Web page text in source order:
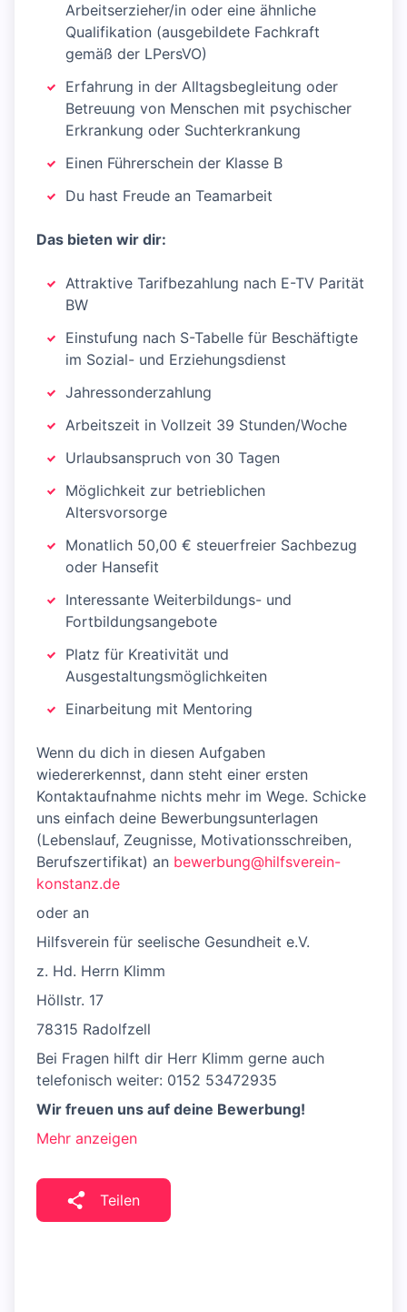
Arbeitserzieher/in oder eine ähnliche
Qualifikation (ausgebildete Fachkraft
gemäß der LPersVO)
Erfahrung in der Alltagsbegleitung oder
Betreuung von Menschen mit psychischer
Erkrankung oder Suchterkrankung
Einen Führerschein der Klasse B
Du hast Freude an Teamarbeit
Das bieten wir dir:
Attraktive Tarifbezahlung nach E-TV Parität
BW
Einstufung nach S-Tabelle für Beschäftigte
im Sozial- und Erziehungsdienst
Jahressonderzahlung
Arbeitszeit in Vollzeit 39 Stunden/Woche
Urlaubsanspruch von 30 Tagen
Möglichkeit zur betrieblichen
Altersvorsorge
Monatlich 50,00 € steuerfreier Sachbezug
oder Hansefit
Interessante Weiterbildungs- und
Fortbildungsangebote
Platz für Kreativität und
Ausgestaltungsmöglichkeiten
Einarbeitung mit Mentoring
Wenn du dich in diesen Aufgaben
wiedererkennst, dann steht einer ersten
Kontaktaufnahme nichts mehr im Wege. Schicke
uns einfach deine Bewerbungsunterlagen
(Lebenslauf, Zeugnisse, Motivationsschreiben,
Berufszertifikat) an bewerbung@hilfsverein-
konstanz.de
oder an
Hilfsverein für seelische Gesundheit e.V.
z. Hd. Herrn Klimm
Höllstr. 17
78315 Radolfzell
Bei Fragen hilft dir Herr Klimm gerne auch
telefonisch weiter: 0152 53472935
Wir freuen uns auf deine Bewerbung!
Mehr anzeigen
Teilen